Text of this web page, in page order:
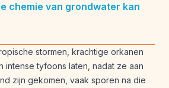
chemie van grondwater kan
stormen, krachtige orkanen
intense tyfoons laten, nadat ze aan
zijn gekomen, vaak sporen na die